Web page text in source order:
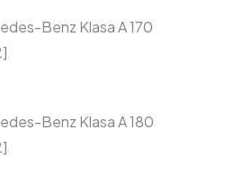
Benz Klasa A 170
Benz Klasa A 180